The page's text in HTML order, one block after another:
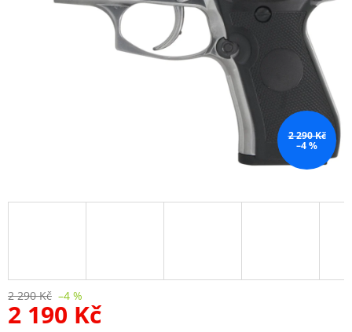
2 290 Kč
–4 %
2 290 Kč –4 %
2 190 Kč